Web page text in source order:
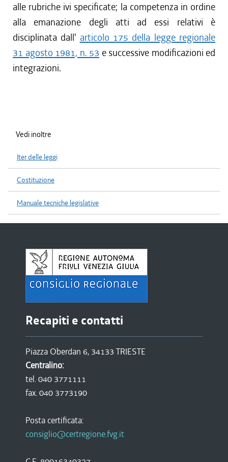
alle rubriche ivi specificate; la competenza in ordine
alla emanazione degli atti ad essi relativi è
disciplinata dall' articolo 175 della legge regionale
31 agosto 1981, n. 53 e successive modificazioni ed
integrazioni.
Vedi inoltre
Iter delle leggi
Costituzione
Manuale tecniche legislative
Recapiti e contatti
Piazza Oberdan 6, 34133 TRIESTE
Centralino:
tel. 040 3771111
fax. 040 3773190
Posta certificata:
consiglio@certregione.fvg.it